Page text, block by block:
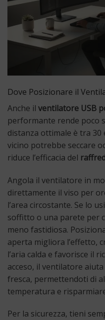
Dove Posizionare il
Anche il ventilatore USB
performante rende poco
distanza ottimale è tra 30
vicino potrebbe seccare
riduce l’efficacia del
Angola il ventilatore in
direttamente il viso per
l’area circostante. Se lo
soffitto o una parete per
meno fastidiosa.
aperta migliora l’effetto,
l’aria calda e favorisce il
acceso, il ventilatore
fresca, permettendoti di
temperatura e
Per la sicurezza, tieni